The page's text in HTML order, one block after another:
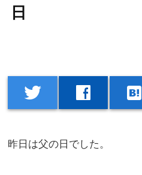
日
twitter facebook hatenabookmark
昨日は父の日でした。